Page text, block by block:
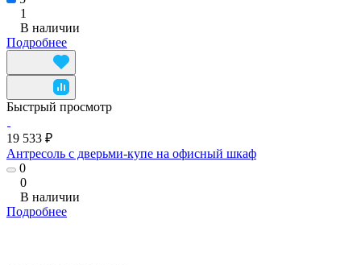
1
В наличии
Подробнее
Быстрый просмотр
19 533 ₽
Антресоль с дверьми-купе на офисный шкаф
0
0
В наличии
Подробнее